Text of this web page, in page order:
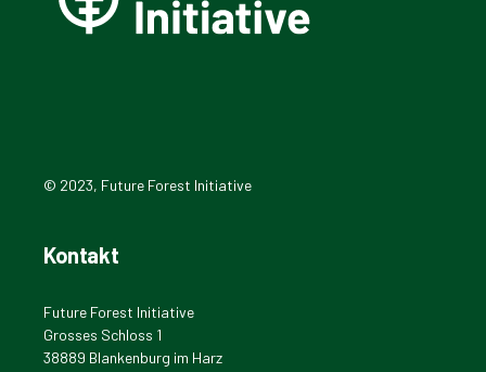
© 2023, Future Forest Initiative
Kontakt
Future Forest Initiative
Grosses Schloss 1
38889 Blankenburg im Harz